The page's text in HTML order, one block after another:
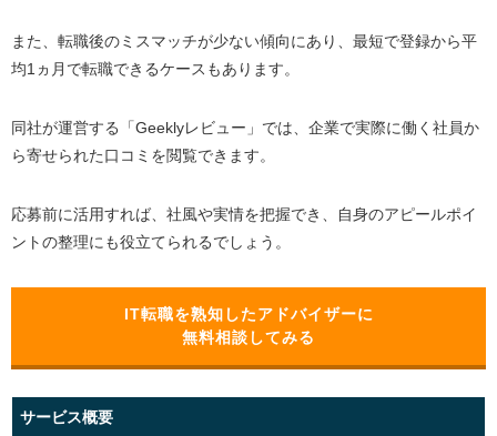
また、転職後のミスマッチが少ない傾向にあり、最短で登録から平
均1ヵ月で転職できるケースもあります。
同社が運営する「Geeklyレビュー」では、企業で実際に働く社員か
ら寄せられた口コミを閲覧できます。
応募前に活用すれば、社風や実情を把握でき、自身のアピールポイ
ントの整理にも役立てられるでしょう。
IT転職を熟知したアドバイザーに
無料相談してみる
サービス概要